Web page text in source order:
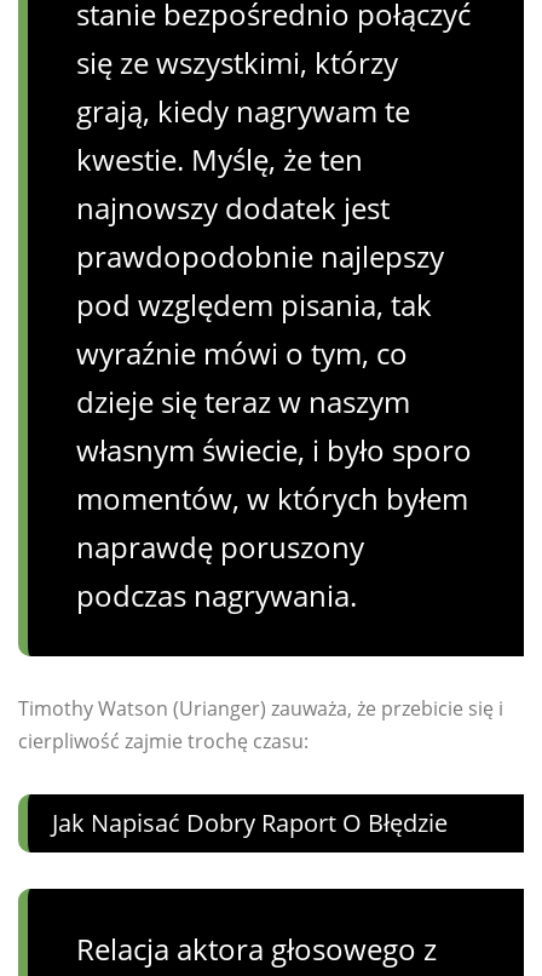
stanie bezpośrednio połączyć
się ze wszystkimi, którzy
grają, kiedy nagrywam te
kwestie. Myślę, że ten
najnowszy dodatek jest
prawdopodobnie najlepszy
pod względem pisania, tak
wyraźnie mówi o tym, co
dzieje się teraz w naszym
własnym świecie, i było sporo
momentów, w których byłem
naprawdę poruszony
podczas nagrywania.
Timothy Watson (Urianger) zauważa, że ​​przebicie się i
cierpliwość zajmie trochę czasu:
Jak Napisać Dobry Raport O Błędzie
Relacja aktora głosowego z